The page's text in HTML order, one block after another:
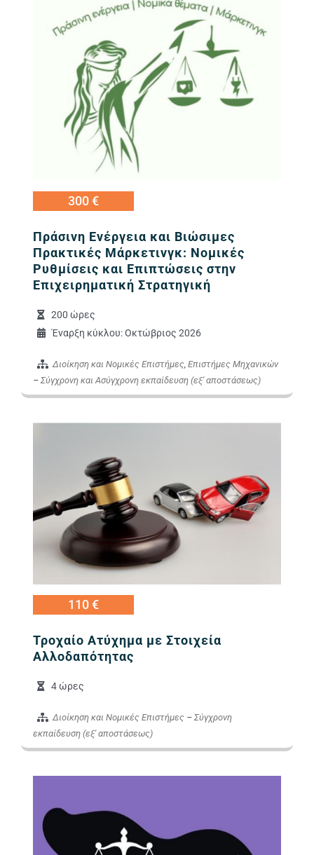
300 €
Πράσινη Ενέργεια και Βιώσιμες
Πρακτικές Μάρκετινγκ: Νομικές
Ρυθμίσεις και Επιπτώσεις στην
Επιχειρηματική Στρατηγική
200 ώρες
Έναρξη κύκλου: Οκτώβριος 2026
Διοίκηση και Νομικές Επιστήμες ,Επιστήμες Μηχανικών
–Σύγχρονη και Ασύγχρονη εκπαίδευση (εξ' αποστάσεως)
110 €
Τροχαίο Ατύχημα με Στοιχεία
Αλλοδαπότητας
4 ώρες
Διοίκηση και Νομικές Επιστήμες –Σύγχρονη
εκπαίδευση (εξ' αποστάσεως)